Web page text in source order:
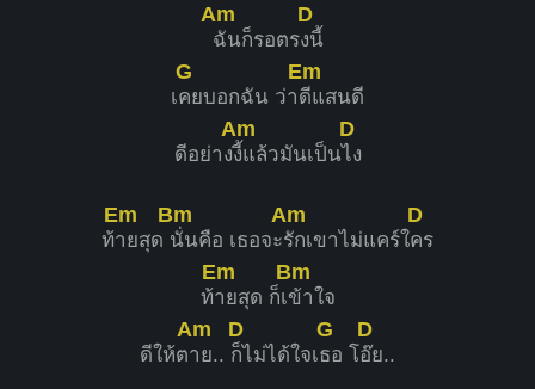
Am
ฉันก็รอตร
D
งนี้
เ
G
คยบอกฉัน ว่า
Em
ดีแสนดี
ดีอย่าง
Am
งี้แล้วมันเป็น
D
ไง
ท้
Em
ายสุด
Bm
นั่นคือ เธอจะ
Am
รักเขาไม่แคร์ใ
D
คร
ท้
Em
ายสุด ก็เ
Bm
ข้าใจ
ดีให้ต
Am
าย..
D
ก็ไม่ได้ใจเ
G
ธอ โ
D
อ๊ย..